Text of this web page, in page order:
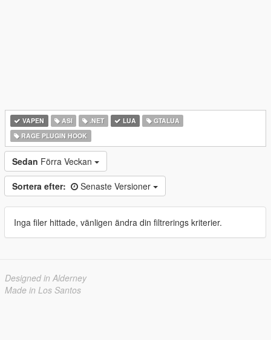
VAPEN ASI .NET LUA
GTALUA
RAGE PLUGIN HOOK
Sedan Förra Veckan
Sortera efter: Senaste Versioner
Inga filer hittade, vänligen ändra din filtrerings kriterier.
Designed in Alderney
Made in Los Santos